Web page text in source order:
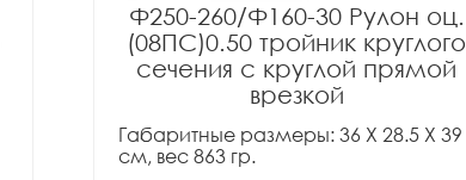
Ф250-260/Ф160-30 Рулон оц.
(08ПС)0.50 тройник круглого
сечения с круглой прямой
врезкой
Габаритные размеры: 36 X 28.5 X 39
см, вес 863 гр.